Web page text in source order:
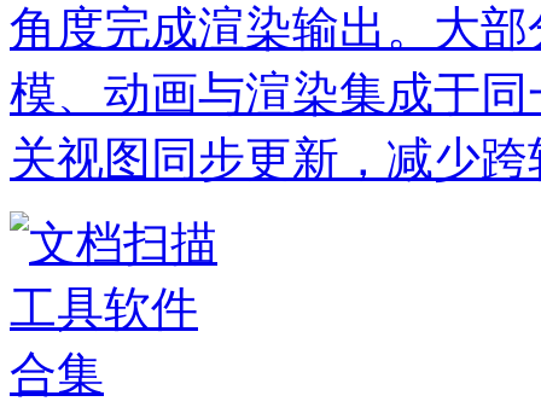
角度完成渲染输出。大
模、动画与渲染集成于
关视图同步更新，减少